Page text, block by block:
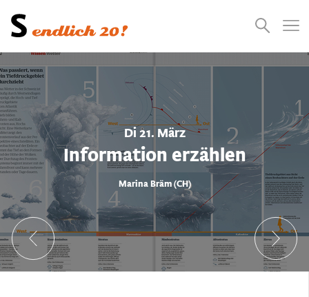
Presse
Videos Jobs
Suchen
Di 21. März
Information erzählen
Marina Bräm (CH)